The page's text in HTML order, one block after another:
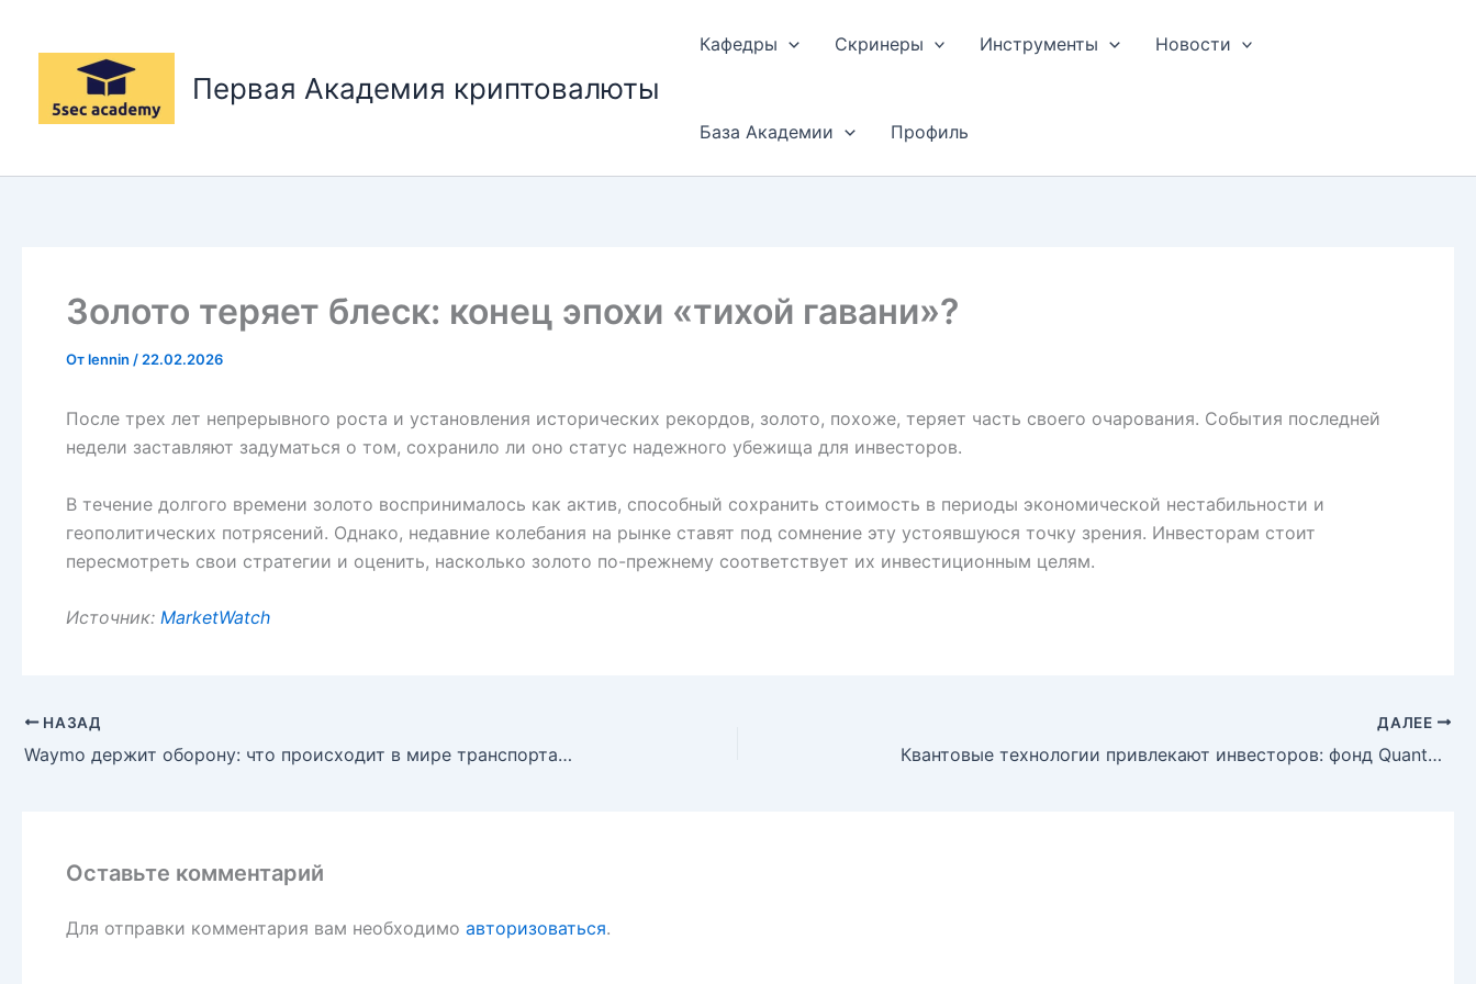
содержимому
Первая Академия криптовалюты
Кафедры Скринеры Инструменты Новости
База Академии Профиль
Золото теряет блеск: конец эпохи «тихой гавани»?
Отlennin / 22.02.2026
После трех лет непрерывного роста и установления исторических рекордов, золото, похоже, теряет часть своего очарования. События последней
недели заставляют задуматься о том, сохранило ли оно статус надежного убежища для инвесторов.
В течение долгого времени золото воспринималось как актив, способный сохранить стоимость в периоды экономической нестабильности и
геополитических потрясений. Однако, недавние колебания на рынке ставят под сомнение эту устоявшуюся точку зрения. Инвесторам стоит
пересмотреть свои стратегии и оценить, насколько золото по-прежнему соответствует их инвестиционным целям.
Источник: MarketWatch
НАЗАД
Waymo держит оборону: что происходит в мире транспорта будущего
ДАЛЕЕ
Квантовые технологии привлекают инвесторов: фонд Quantonation увеличился вдвое
Оставьте комментарий
Для отправки комментария вам необходимо авторизоваться.